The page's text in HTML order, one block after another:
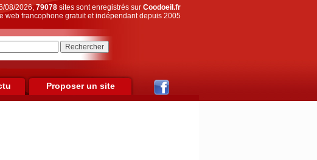
08/2026,79078sites sont enregistrés sur Coodoeil.fr
web francophone gratuit et indépendant depuis 2005
Proposer un site